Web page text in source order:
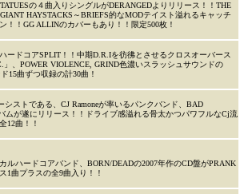
の４曲入りシングルがDERANGEDよりリリース！！THE
HAYSTACKS～BRIEFS的なMODテイスト溢れるキャッチ
！！GG ALLINのカバーもあり！！限定500枚！
ードコアSPLIT！！中期D.R.Iを彷彿とさせるクロスオーバース
」、POWER VIOLENCE, GRIND色濃いスラッシュサウンドの
15曲ずつ収録の計30曲！
シストである、CJ Ramoneが率いるパンクバンド、BAD
ムが遂にリリース！！ドライブ感溢れる骨太かつパワフルなCj流
12曲！！
ルハードコアバンド、BORN/DEADの2007年作のCD盤がPRANK
1曲プラスの全9曲入り！！